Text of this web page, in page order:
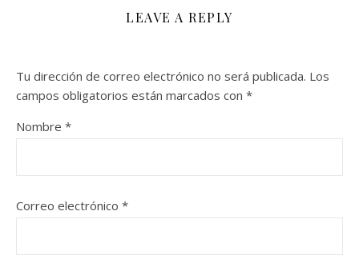
LEAVE A REPLY
Tu dirección de correo electrónico no será publicada. Los
campos obligatorios están marcados con *
Nombre *
Correo electrónico *